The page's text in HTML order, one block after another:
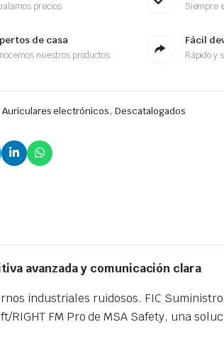
precios Siempre
de casa
nuestros productos
Fácil
Rápido y
Auriculares electrónicos, Descatalogados
avanzada y comunicación clara
industriales ruidosos. FIC
FM Pro de MSA Safety, una